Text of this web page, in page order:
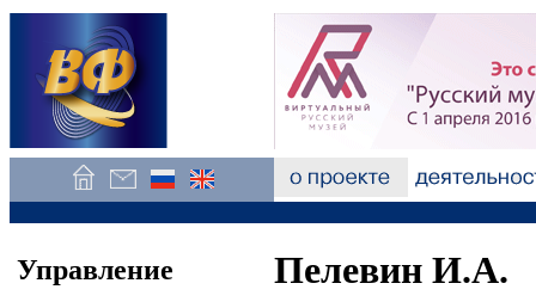
Управление Пелевин И.А.